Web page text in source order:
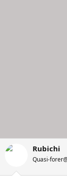
Rubichi
Quasi-